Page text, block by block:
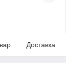
Доставка